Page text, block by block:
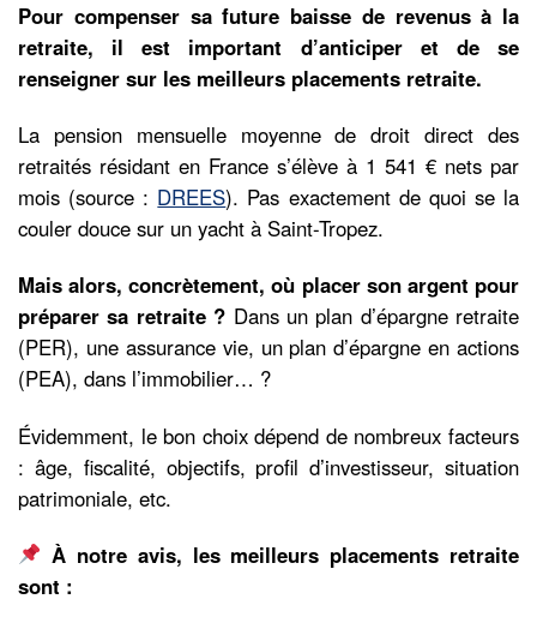
Pour compenser sa future baisse de revenus à la
retraite, il est important d’anticiper et de se
renseigner sur les meilleurs placements retraite.
La pension mensuelle moyenne de droit direct des
retraités résidant en France s’élève à 1 541 € nets par
mois (source : DREES). Pas exactement de quoi se la
couler douce sur un yacht à Saint-Tropez.
Mais alors, concrètement, où placer son argent pour
préparer sa retraite ? Dans un plan d’épargne retraite
(PER), une assurance vie, un plan d’épargne en actions
(PEA), dans l’immobilier… ?
Évidemment, le bon choix dépend de nombreux facteurs
: âge, fiscalité, objectifs, profil d’investisseur, situation
patrimoniale, etc.
À notre avis, les meilleurs placements retraite
sont :